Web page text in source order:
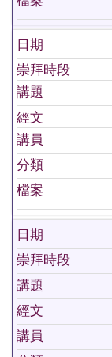
日期
崇拜時段
講題
經文
講員
分類
檔案
日期
崇拜時段
講題
經文
講員